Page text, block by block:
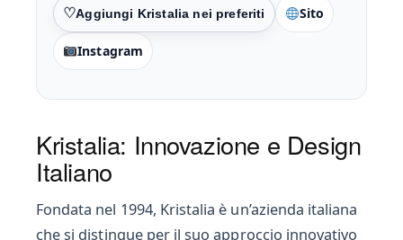
Preferiti Sito
Instagram
Kristalia: Innovazione e Design
Italiano
Fondata nel 1994, Kristalia è un’azienda italiana
che si distingue per il suo approccio innovativo